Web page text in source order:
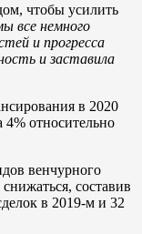
чтобы усилить
все немного
и прогресса
и заставила
в 2020
относительно
венчурного
составив
в 2019-м и 32